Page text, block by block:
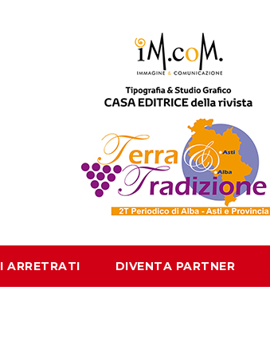
ARRETRATI DIVENTA PARTNER